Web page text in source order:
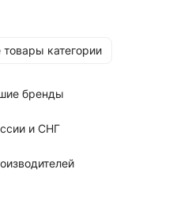
товары категории
бренды
и СНГ